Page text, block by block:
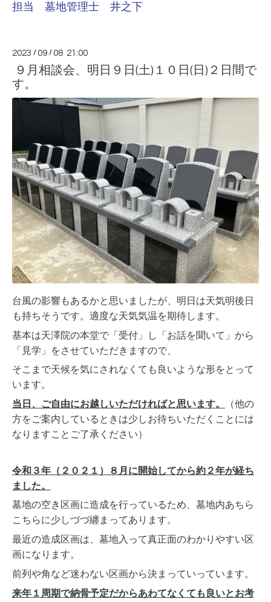
担当 墓地管理士 井之下
2023 /09 /08 21:00
９月相談会、明日９日(土)１０日(日)２日間で
す。
台風の影響もあるかと思いましたが、明日は天気明後日
も持ちそうです。適度な天気気温を期待します。
基本は天澤院の本堂で「受付」し「お話を聞いて」から
「見学」をさせていただきますので、
そこまで天候を気にされなくても良いような形をとって
います。
当日、ご自由にお越しいただければと思います。
（他の
方をご案内しているときは少しお待ちいただくことには
なりますことご了承ください）
令和３年（２０２１）８月に開始してから約２年が経ち
ました。
墓地の空き区画に造成を行っているため、墓地内あちら
こちらに少しづづ纏まってあります。
最近の造成区画は、墓地入って真正面のわかりやすい区
画になります。
前列や角など迷わない区画から決まっていっています。
来年１周期で納骨予定だからあわてなくても良いとお考